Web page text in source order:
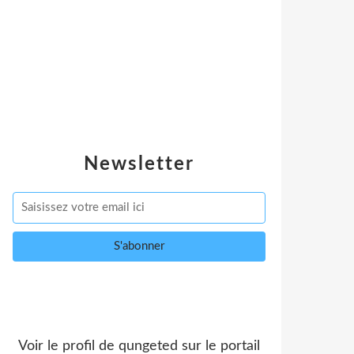
Newsletter
Voir le profil de qungeted sur le portail